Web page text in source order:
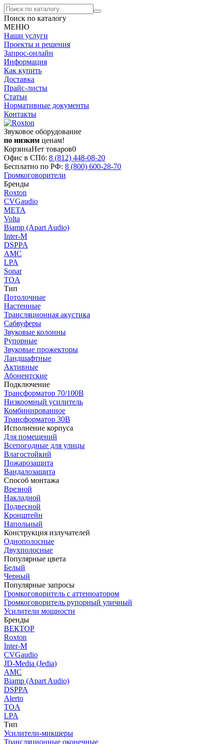
Поиск по каталогу
МЕНЮ
Наши услуги
Проекты и решения
Запрос-онлайн
Информация
Как купить
Доставка
Прайс-листы
Статьи
Нормативные документы
Контакты
Звуковое оборудование
по низким ценам!
КорзинаНет товаров0
Офис в СПб: 8 (812) 448-08-20
Бесплатно по РФ: 8 (800) 600-28-70
Громкоговорители
Бренды
Roxton
CVGaudio
МЕТА
Volta
Biamp (Apart Audio)
Inter-M
DSPPA
AMC
LPA
Sonar
TOA
Тип
Потолочные
Настенные
Трансляционная акустика
Сабвуферы
Звуковые колонны
Рупорные
Звуковые прожекторы
Ландшафтные
Активные
Абонентские
Подключение
Трансформатор 70/100В
Низкоомный усилитель
Комбинированное
Трансформатор 30В
Исполнение корпуса
Для помещений
Всепогодные для улицы
Влагостойкий
Пожарозащита
Вандалозащита
Способ монтажа
Врезной
Накладной
Подвесной
Кронштейн
Напольный
Конструкция излучателей
Однополосные
Двухполосные
Популярные цвета
Белый
Черный
Популярные запросы
Громкоговоритель с аттенюатором
Громкоговоритель рупорный уличный
Усилители мощности
Бренды
ВЕКТОР
Roxton
Inter-M
CVGaudio
JD-Media (Jedia)
AMC
Biamp (Apart Audio)
DSPPA
Alerto
TOA
LPA
Тип
Усилители-микшеры
Трансляционные оконечные